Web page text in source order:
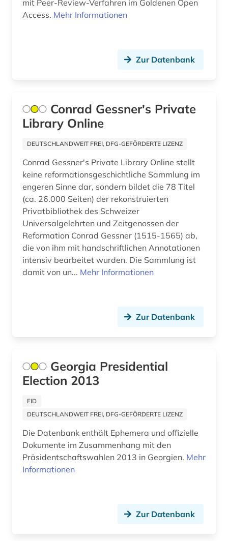
antisemitismus (3)
antrag (1)
anwalt (1)
anzeiger (1)
anästhesie (2)
aphasie (1)
apis (1)
apokryphen (1)
apologetik (1)
arabien (1)
arabische literatur (3)
arabische philosophie (1)
arabische staaten (3)
arachnologie (1)
mit Peer-Review-Verfahren im Goldenen Open
Access. Mehr Informationen
Zur Datenbank
Conrad Gessner's Private
Library Online
DEUTSCHLANDWEIT FREI, DFG-GEFÖRDERTE LIZENZ
Conrad Gessner's Private Library Online stellt
keine reformationsgeschichtliche Sammlung im
engeren Sinne dar, sondern bildet die 78 Titel
(ca. 26.000 Seiten) der rekonstruierten
Privatbibliothek des Schweizer
Universalgelehrten und Zeitgenossen der
Reformation Conrad Gessner (1515-1565) ab,
die von ihm mit handschriftlichen Annotationen
intensiv bearbeitet wurden. Die Sammlung ist
damit von un... Mehr Informationen
Zur Datenbank
Georgia Presidential
Election 2013
FID
DEUTSCHLANDWEIT FREI, DFG-GEFÖRDERTE LIZENZ
Die Datenbank enthält Ephemera und offizielle
Dokumente im Zusammenhang mit den
Präsidentschaftswahlen 2013 in Georgien. Mehr
Informationen
Zur Datenbank